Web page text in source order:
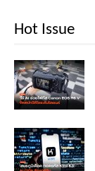
Hot Issue